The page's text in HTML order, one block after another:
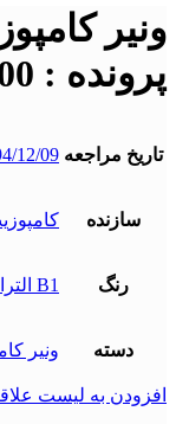
پرونده : 1100
تاریخ مراجعه 12/09
سازنده
رنگ B1 الترا دنت
دسته ونیر
افزودن به لیست